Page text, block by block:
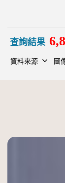
查詢結果
資料來源 圖